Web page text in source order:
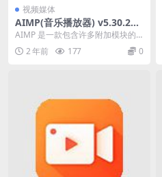
视频媒体
AIMP(音乐播放器) v5.30.256
3 中文便携式版
AIMP 是一款包含许多附加模块的
音频播放器：CD-Ripper、标签编
辑器、音...
2 年前 177 0